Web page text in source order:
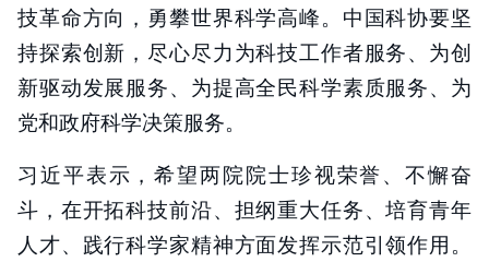
技革命方向，勇攀世界科学高峰。中国科协要坚
持探索创新，尽心尽力为科技工作者服务、为创
新驱动发展服务、为提高全民科学素质服务、为
党和政府科学决策服务。
习近平表示，希望两院院士珍视荣誉、不懈奋
斗，在开拓科技前沿、担纲重大任务、培育青年
人才、践行科学家精神方面发挥示范引领作用。